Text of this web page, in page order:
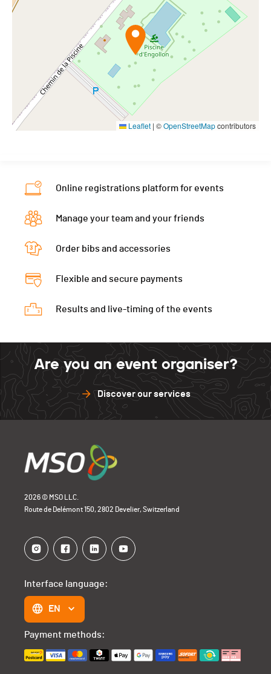
Leaflet | ©OpenStreetMapcontributors
Online registrations platform for events
Manage your team and your friends
Order bibs and accessories
Flexible and secure payments
Results and live-timing of the events
Are you an event organiser?
Discover our services
2026 © MSO LLC.
Route de Delémont 150, 2802 Develier, Switzerland
Interface language:
EN
Payment methods: